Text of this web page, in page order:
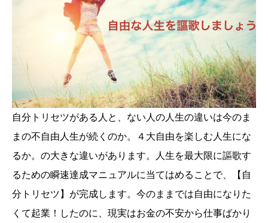
自分トリセツがある人と、ない人の人生の違いは今のま
まの不自由人生が続くのか。４大自由を楽しむ人生にな
るか。の大きな違いがあります。人生を最大限に謳歌す
るための瞬速達成マニュアルに当てはめることで、【自
分トリセツ】が完成します。今のままでは自由になりた
くて起業！したのに、現実はお金の不安から仕事ばかり